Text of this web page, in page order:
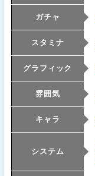
ガチャ
スタミナ
グラフィック
雰囲気
キャラ
システム